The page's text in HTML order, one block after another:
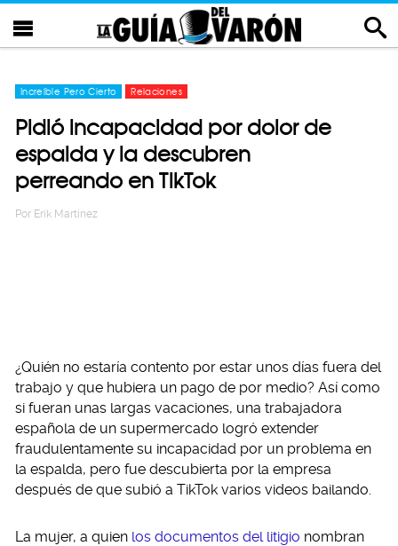
Increíble Pero Cierto Relaciones
Pidió incapacidad por dolor de
espalda y la descubren
perreando en TikTok
Por Erik Martinez
¿Quién no estaría contento por estar unos días fuera del
trabajo y que hubiera un pago de por medio? Así como
si fueran unas largas vacaciones, una trabajadora
española de un supermercado logró extender
fraudulentamente su incapacidad por un problema en
la espalda, pero fue descubierta por la empresa
después de que subió a TikTok varios videos bailando.
La mujer, a quien los documentos del litigio nombran